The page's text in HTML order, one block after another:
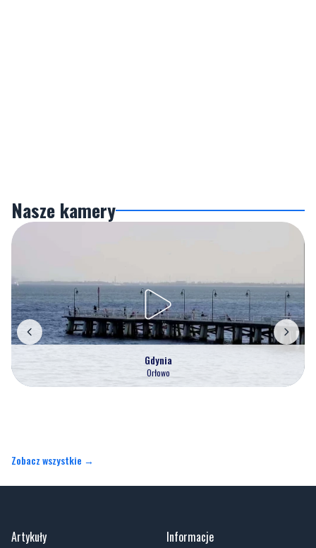
Nasze kamery
Gdynia
Orłowo
Zobacz wszystkie →
Artykuły Informacje